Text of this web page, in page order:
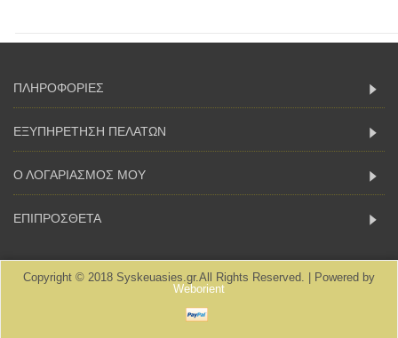
ΠΛΗΡΟΦΟΡΙΕΣ
ΕΞΥΠΗΡΕΤΗΣΗ ΠΕΛΑΤΩΝ
Ο ΛΟΓΑΡΙΑΣΜΟΣ ΜΟΥ
ΕΠΙΠΡΟΣΘΕΤΑ
Copyright © 2018 Syskeuasies.gr.All Rights Reserved. | Powered by
Weborient